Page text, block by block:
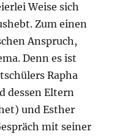
Weise sich
Zum einen
Anspruch,
Denn es ist
Rapha
dessen Eltern
und Esther
mit seiner